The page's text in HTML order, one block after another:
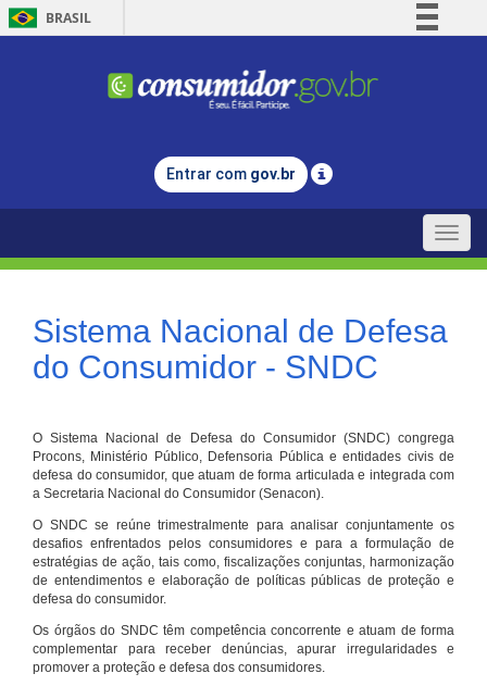
BRASIL
Comunica BR
Legislação
Entrar com gov.br
Toggle
Sistema Nacional de Defesa
do Consumidor - SNDC
O Sistema Nacional de Defesa do Consumidor (SNDC) congrega
Procons, Ministério Público, Defensoria Pública e entidades civis de
defesa do consumidor, que atuam de forma articulada e integrada com
a Secretaria Nacional do Consumidor (Senacon).
O SNDC se reúne trimestralmente para analisar conjuntamente os
desafios enfrentados pelos consumidores e para a formulação de
estratégias de ação, tais como, fiscalizações conjuntas, harmonização
de entendimentos e elaboração de políticas públicas de proteção e
defesa do consumidor.
Os órgãos do SNDC têm competência concorrente e atuam de forma
complementar para receber denúncias, apurar irregularidades e
promover a proteção e defesa dos consumidores.